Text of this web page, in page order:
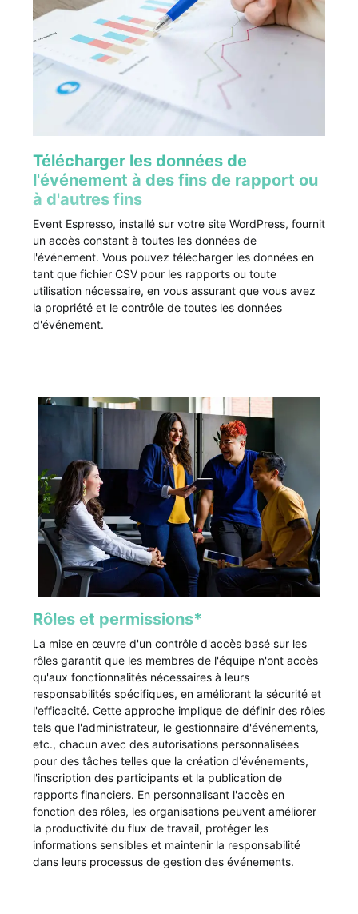
Télécharger les données de
l'événement à des fins de rapport ou
à d'autres fins
Event Espresso, installé sur votre site WordPress, fournit
un accès constant à toutes les données de
l'événement. Vous pouvez télécharger les données en
tant que fichier CSV pour les rapports ou toute
utilisation nécessaire, en vous assurant que vous avez
la propriété et le contrôle de toutes les données
d'événement.
Rôles et permissions*
La mise en œuvre d'un contrôle d'accès basé sur les
rôles garantit que les membres de l'équipe n'ont accès
qu'aux fonctionnalités nécessaires à leurs
responsabilités spécifiques, en améliorant la sécurité et
l'efficacité. Cette approche implique de définir des rôles
tels que l'administrateur, le gestionnaire d'événements,
etc., chacun avec des autorisations personnalisées
pour des tâches telles que la création d'événements,
l'inscription des participants et la publication de
rapports financiers. En personnalisant l'accès en
fonction des rôles, les organisations peuvent améliorer
la productivité du flux de travail, protéger les
informations sensibles et maintenir la responsabilité
dans leurs processus de gestion des événements.